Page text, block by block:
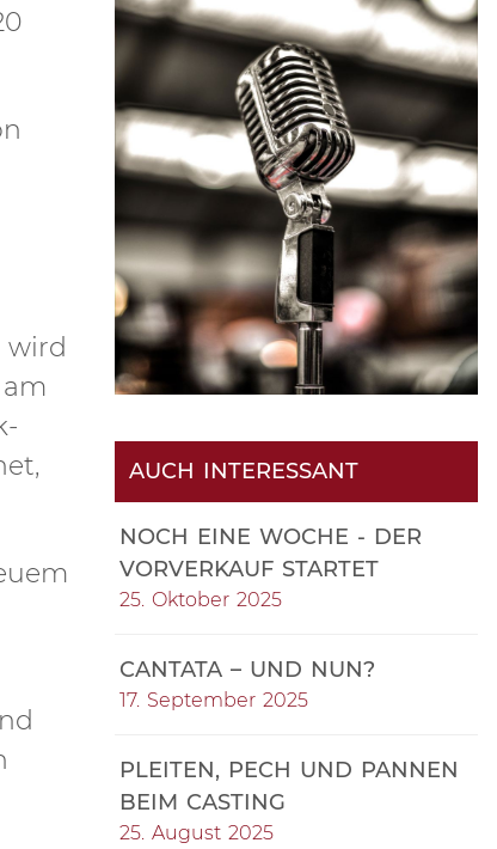
wird
AUCH INTERESSANT
NOCH EINE WOCHE - DER
VORVERKAUF STARTET
25. Oktober 2025
CANTATA – UND NUN?
17. September 2025
PLEITEN, PECH UND PANNEN
BEIM CASTING
25. August 2025